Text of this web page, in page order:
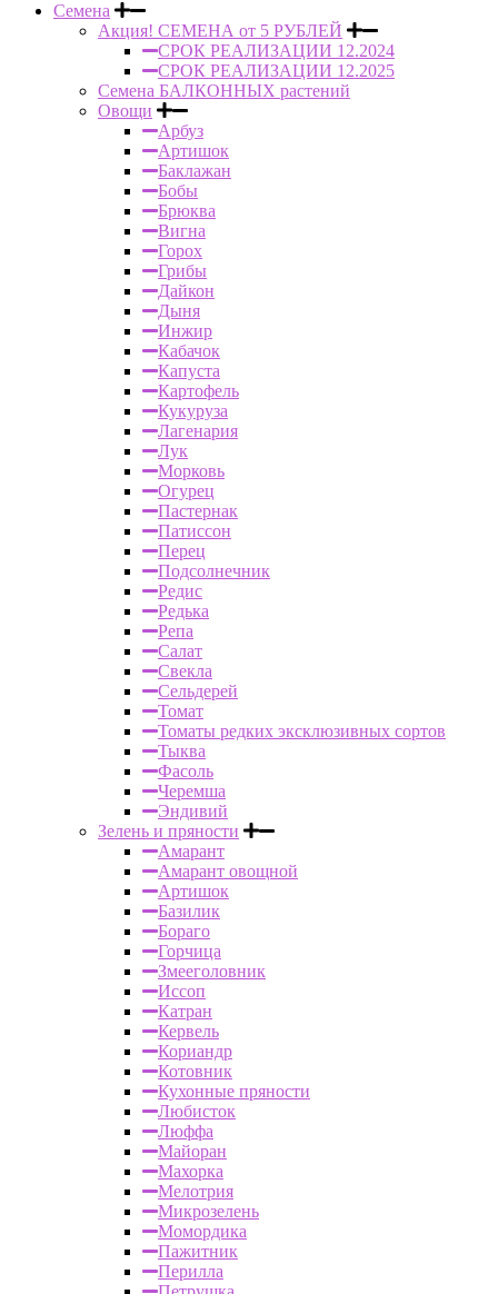
Семена
Акция! СЕМЕНА от 5 РУБЛЕЙ
СРОК РЕАЛИЗАЦИИ 12.2024
СРОК РЕАЛИЗАЦИИ 12.2025
Семена БАЛКОННЫХ растений
Овощи
Арбуз
Артишок
Баклажан
Бобы
Брюква
Вигна
Горох
Грибы
Дайкон
Дыня
Инжир
Кабачок
Капуста
Картофель
Кукуруза
Лагенария
Лук
Морковь
Огурец
Пастернак
Патиссон
Перец
Подсолнечник
Редис
Редька
Репа
Салат
Свекла
Сельдерей
Томат
Томаты редких эксклюзивных сортов
Тыква
Фасоль
Черемша
Эндивий
Зелень и пряности
Амарант
Амарант овощной
Артишок
Базилик
Бораго
Горчица
Змееголовник
Иссоп
Катран
Кервель
Кориандр
Котовник
Кухонные пряности
Любисток
Люффа
Майоран
Махорка
Мелотрия
Микрозелень
Момордика
Пажитник
Перилла